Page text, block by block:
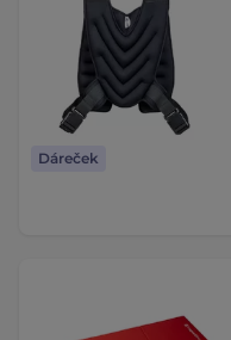
Dáreček